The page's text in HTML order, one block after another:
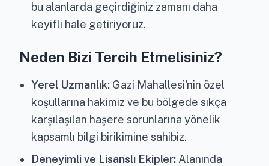
bu alanlarda geçirdiğiniz zamanı daha
keyifli hale getiriyoruz.
Neden Bizi Tercih Etmelisiniz?
Yerel Uzmanlık: Gazi Mahallesi'nin özel
koşullarına hakimiz ve bu bölgede sıkça
karşılaşılan haşere sorunlarına yönelik
kapsamlı bilgi birikimine sahibiz.
Deneyimli ve Lisanslı Ekipler: Alanında